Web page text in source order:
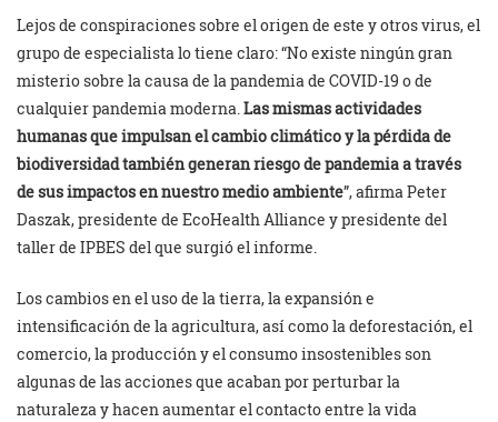
Lejos de conspiraciones sobre el origen de este y otros virus, el
grupo de especialista lo tiene claro: “No existe ningún gran
misterio sobre la causa de la pandemia de COVID-19 o de
cualquier pandemia moderna.Las mismas actividades
humanas que impulsan el cambio climático y la pérdida de
biodiversidad también generan riesgo de pandemia a través
de sus impactos en nuestro medio ambiente”, afirma Peter
Daszak, presidente de EcoHealth Alliance y presidente del
taller de IPBES del que surgió el informe.
Los cambios en el uso de la tierra, la expansión e
intensificación de la agricultura, así como la deforestación, el
comercio, la producción y el consumo insostenibles son
algunas de las acciones que acaban por perturbar la
naturaleza y hacen aumentar el contacto entre la vida